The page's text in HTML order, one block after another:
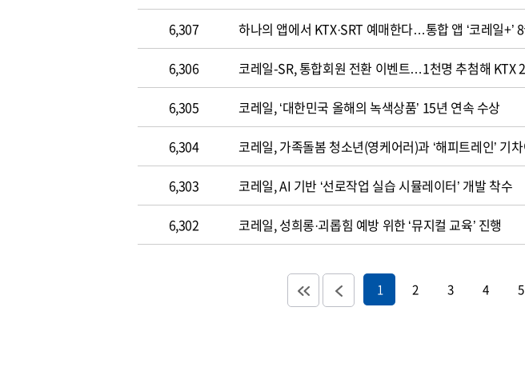
6,307 하나의 앱에서 KTX·SRT 예매한다…통합 앱 ‘코레일+’
6,306 코레일-SR, 통합회원 전환 이벤트…1천명 추첨해 KTX
6,305 코레일, ‘대한민국 올해의 녹색상품’ 15년 연속 수상
6,304 코레일, 가족돌봄 청소년(영케어러)과 ‘해피트레인’ 기
6,303 코레일, AI 기반 ‘선로작업 실습 시뮬레이터’ 개발 착수
6,302 코레일, 성희롱·괴롭힘 예방 위한 ‘뮤지컬 교육’ 진행
1 2 3 4 5